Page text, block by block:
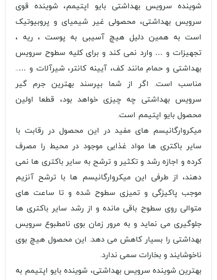
شوینده سرویس بهداشتی بایو اپتیمم، شوینده قوی
سرویس بهداشتی، محصولی غیر شیمیای و پروبیوتیک
است به همین دلیل هیچ آسیبی به پوست ، ریه ،
تجهیزات و … وارد نمی کند و برای کلیه سطوح سرویس
بهداشتی و حمام مانند کف، آیینه کانتر، شیرآلات و …..
مناسب است. اگر از شما بپرسند بهترین جرم گیر
سرویس بهداشتی چه چیزی خواهد بود، قطعا اولین
محصول بایو اپتیمم است.
میکروارگانیسم های مفید در این محصول در رقابت با
سایر باکتری ها مواد غذایی موجود در محیط را مصرف
کرده و اجازه رشد و تکثیر و ترشح به سایر باکتری ها نمی
دهند، از طرفی این میکروارگانیسم ها با ترشح آنزیم
موجب پاکیزگی و تمیزی سطوح شده و تا ساعت های
متوالی روی سطوح باقی مانده و از رشد سایر باکتری ها
جلوگیری می نماید و به مرور زمان بوی نامطبوع سرویس
بهداشتی را بسیار کاهش می دهد. این محصول هیچ بوی
ناخوشایند و بخارات سمی ندارد.
بهترین شوینده سرویس بهداشتی، شوینده بایو اپتیمم به